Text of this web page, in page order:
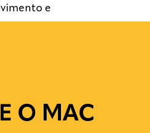
e
experiência criativa com o
ministrado pelo artista
O MAC